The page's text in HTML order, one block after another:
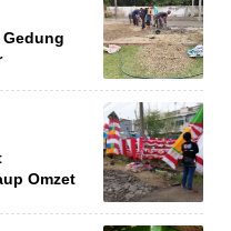
Omzet